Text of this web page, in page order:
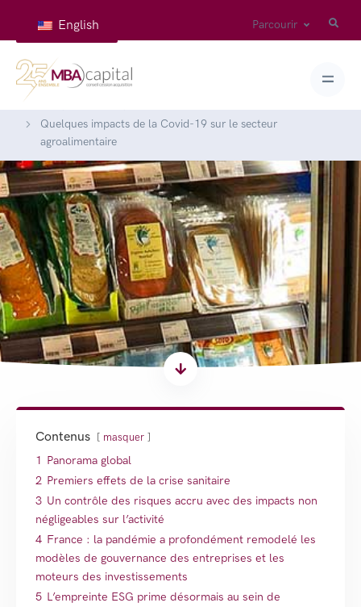
English Parcourir
Quelques impacts de la Covid-19 sur le secteur
agroalimentaire
Contenus masquer
1 Panorama global
2 Premiers effets de la crise sanitaire
3 Un contrôle des risques accru avec des impacts non
négligeables sur l’activité
4 France : la pandémie a profondément remodelé les
modèles de gouvernance des entreprises et les
moteurs des investissements
5 L’empreinte ESG prime désormais au sein de